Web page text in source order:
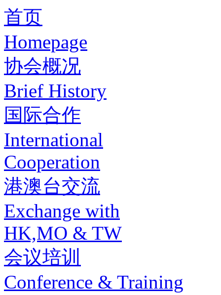
首页
Homepage
协会概况
Brief History
国际合作
International
Cooperation
港澳台交流
Exchange with
HK,MO & TW
会议培训
Conference & Training